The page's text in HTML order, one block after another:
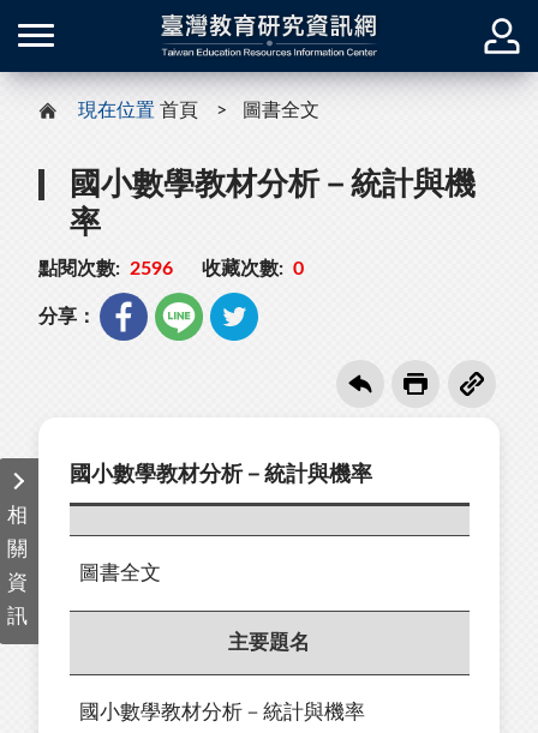
現在位置 首頁 圖書全文
國小數學教材分析－統計與機
率
點閱次數: 2596 收藏次數: 0
分享：
相
關
資
訊
國小數學教材分析－統計與機率
圖書全文
主要題名
國小數學教材分析－統計與機率